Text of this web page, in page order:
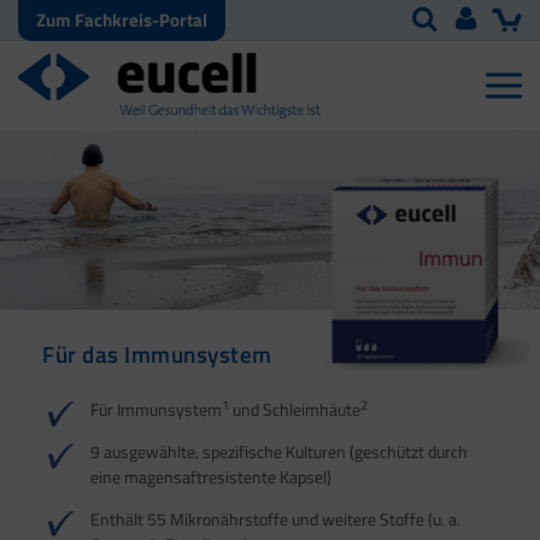
Zum Fachkreis-Portal
Für das Immunsystem
Für Immunsystem1 und Schleimhäute2
9 ausgewählte, spezifische Kulturen (geschützt durch
eine magensaftresistente Kapsel)
Enthält 55 Mikronährstoffe und weitere Stoffe (u. a.
Für Haut, Haare und
4
Für Ihre natürliche